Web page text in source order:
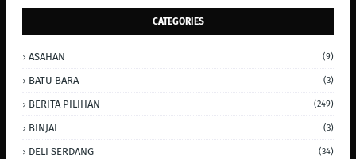
CATEGORIES
ASAHAN (9)
BATU BARA (3)
BERITA PILIHAN (249)
BINJAI (3)
DELI SERDANG (34)